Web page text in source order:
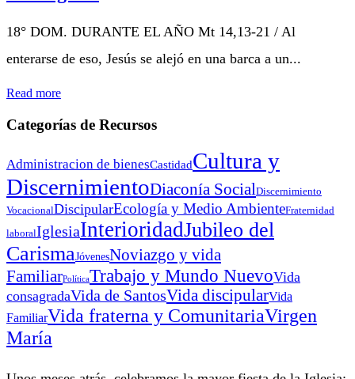
18° DOM. DURANTE EL AÑO Mt 14,13-21 / Al
enterarse de eso, Jesús se alejó en una barca a un...
Read more
Categorías de Recursos
Administracion de bienesCastidadCultura y
DiscernimientoDiaconía Social Discernimiento
VocacionalDiscipularEcología y Medio AmbienteFraternidad
laboralIglesiaInterioridadJubileo del
CarismaJóvenesNoviazgo y vida
FamiliarPolíticaTrabajo y Mundo NuevoVida
consagradaVida de SantosVida discipularVida
FamiliarVida fraterna y ComunitariaVirgen
María